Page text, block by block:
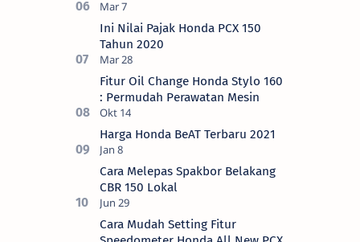
Ini Nilai Pajak Honda PCX 150
Tahun 2020
Fitur Oil Change Honda Stylo 160
: Permudah Perawatan Mesin
Harga Honda BeAT Terbaru 2021
Cara Melepas Spakbor Belakang
CBR 150 Lokal
Cara Mudah Setting Fitur